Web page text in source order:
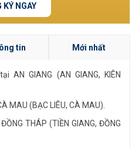
KÝ NGAY
tin Mới nhất
AN GIANG (AN GIANG, KIÊN
MAU (BẠC LIÊU, CÀ MAU).
THÁP (TIỀN GIANG, ĐỒNG